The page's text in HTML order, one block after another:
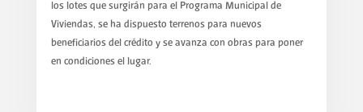
los lotes que surgirán para el Programa Municipal de
Viviendas, se ha dispuesto terrenos para nuevos
beneficiarios del crédito y se avanza con obras para poner
en condiciones el lugar.